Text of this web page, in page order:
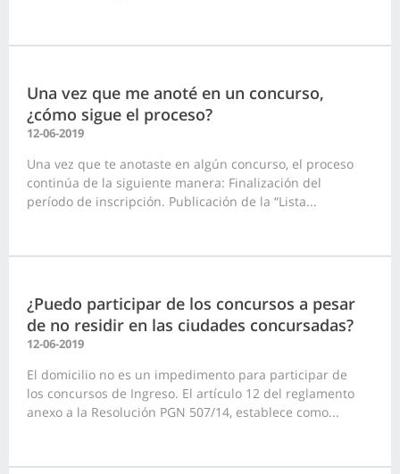
Una vez que me anoté en un concurso,
¿cómo sigue el proceso?
12-06-2019
Una vez que te anotaste en algún concurso, el proceso
continúa de la siguiente manera: Finalización del
período de inscripción. Publicación de la “Lista...
¿Puedo participar de los concursos a pesar
de no residir en las ciudades concursadas?
12-06-2019
El domicilio no es un impedimento para participar de
los concursos de Ingreso. El artículo 12 del reglamento
anexo a la Resolución PGN 507/14, establece como...